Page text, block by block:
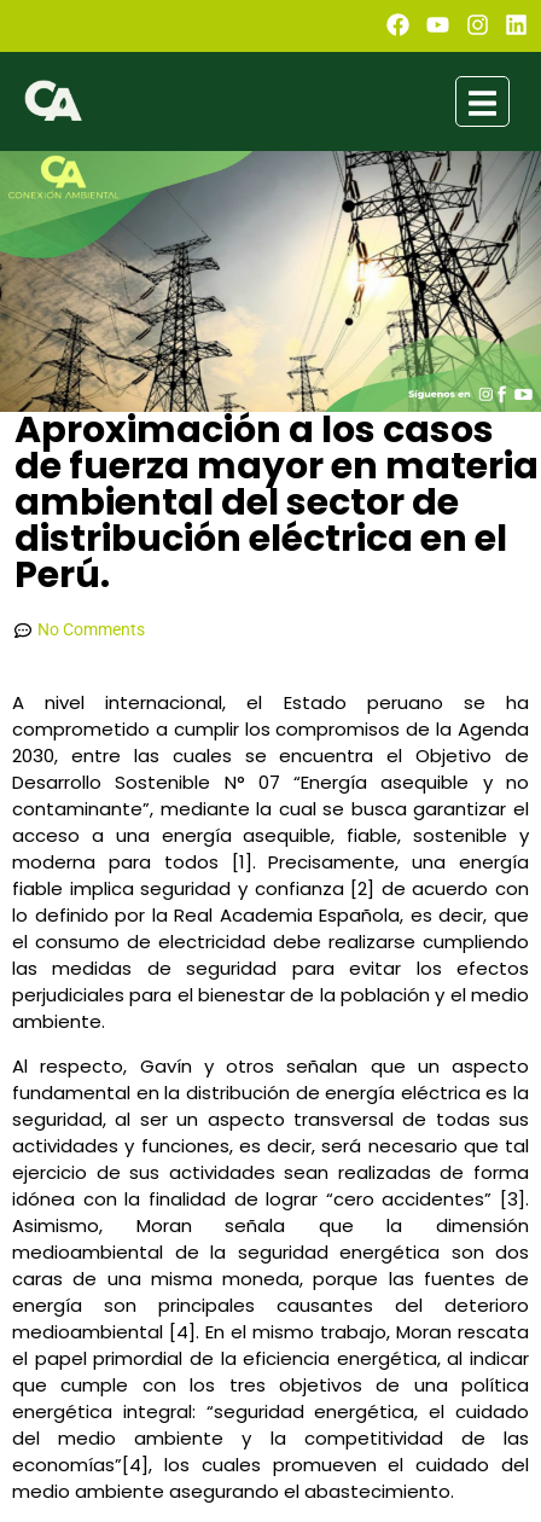
Aproximación a los casos
de fuerza mayor en materia
ambiental del sector de
distribución eléctrica en el
Perú.
No Comments
A nivel internacional, el Estado peruano se ha
comprometido a cumplir los compromisos de la Agenda
2030, entre las cuales se encuentra el Objetivo de
Desarrollo Sostenible N° 07 “Energía asequible y no
contaminante”, mediante la cual se busca garantizar el
acceso a una energía asequible, fiable, sostenible y
moderna para todos [1]. Precisamente, una energía
fiable implica seguridad y confianza [2] de acuerdo con
lo definido por la Real Academia Española, es decir, que
el consumo de electricidad debe realizarse cumpliendo
las medidas de seguridad para evitar los efectos
perjudiciales para el bienestar de la población y el medio
ambiente.
Al respecto, Gavín y otros señalan que un aspecto
fundamental en la distribución de energía eléctrica es la
seguridad, al ser un aspecto transversal de todas sus
actividades y funciones, es decir, será necesario que tal
ejercicio de sus actividades sean realizadas de forma
idónea con la finalidad de lograr “cero accidentes” [3].
Asimismo, Moran señala que la dimensión
medioambiental de la seguridad energética son dos
caras de una misma moneda, porque las fuentes de
energía son principales causantes del deterioro
medioambiental [4]. En el mismo trabajo, Moran rescata
el papel primordial de la eficiencia energética, al indicar
que cumple con los tres objetivos de una política
energética integral: “seguridad energética, el cuidado
del medio ambiente y la competitividad de las
economías”[4], los cuales promueven el cuidado del
medio ambiente asegurando el abastecimiento.